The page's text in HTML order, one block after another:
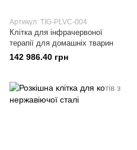
Артикул: TIG-PLVC-004
Клітка для інфрачервоної
терапії для домашніх тварин
142 986.40 грн